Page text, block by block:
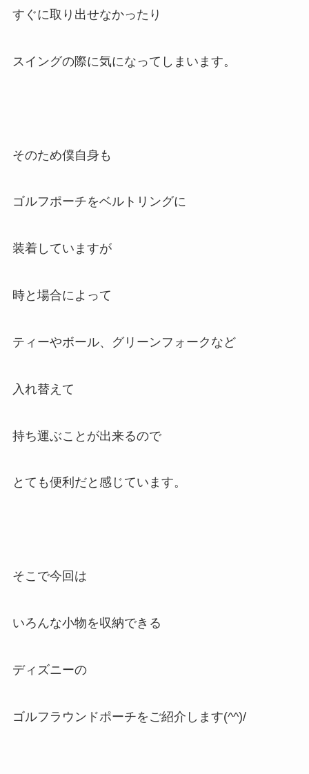
すぐに取り出せなかったり
スイングの際に気になってしまいます。
そのため僕自身も
ゴルフポーチをベルトリングに
装着していますが
時と場合によって
ティーやボール、グリーンフォークなど
入れ替えて
持ち運ぶことが出来るので
とても便利だと感じています。
そこで今回は
いろんな小物を収納できる
ディズニーの
ゴルフラウンドポーチをご紹介します(^^)/